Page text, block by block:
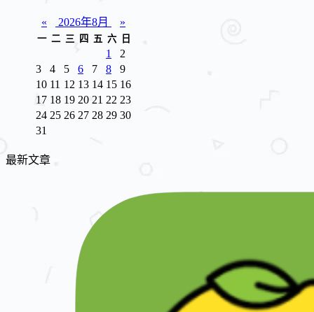
« 2026年8月 »
一 二 三 四 五 六 日
1
2
3
4 5 6 7 8
9
10 11 12 13 14 15 16
17 18 19 20 21 22 23
24 25 26 27 28 29 30
31
最新文章